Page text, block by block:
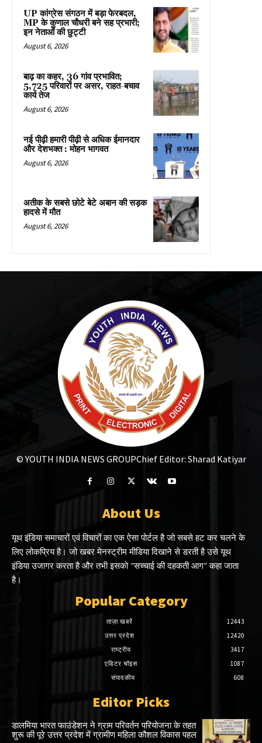
UP कांग्रेस संगठन में बड़ा फेरबदल,
MP के कुणाल चौधरी बने सह प्रभारी;
इन नेताओं की छुट्टी
August 6, 2026
बाढ़ का कहर, 36 गांव प्रभावित;
5,725 परिवारों पर असर, राहत-बचाव
कार्य तेज
August 6, 2026
नई पीढ़ी हमारी पीढ़ी से अधिक ईमानदार
और देशभक्त : मोहन भागवत
August 6, 2026
अतीक के सबसे छोटे बेटे अबान की सड़क
हादसे में मौत
August 6, 2026
© YOUTH INDIA NEWS GROUPChief Editor: Sharad Katiyar
About Us
यूथ इंडिया समाचारों एवं विचारों का एक ऐसा पोर्टल है जो सबसे हट कर चलने के
लिए लोकप्रिय है। जो खबर मेनस्ट्रीम मीडिया दिखाने से डरती है उसे यूथ
इंडिया उजागर करता है और तभी इसको "सच्चाई की दहकती आग" कहा जाता
है।
Popular Category
ताज़ा खबरें
12443
उत्तर प्रदेश
12420
राष्ट्रीय
3417
एडिटर चॉइस
1087
संपादकीय
608
Editor Picks
डालमिया भारत फाउंडेशन ने ग्राम परिवर्तन परियोजना के तहत
शुरू की पूरे उत्तर प्रदेश में ग्रामीण महिला कौशल विकास पहल